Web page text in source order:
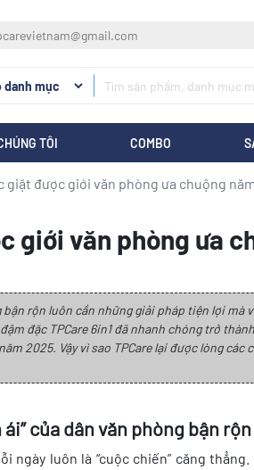
TÔI COMBO
giặt được giới văn phòng ưa chuộng
giới văn phòng ưa
rộn luôn cần những giải pháp tiện lợi mà
đặc TPCare 6in1 đã nhanh chóng trở
2025. Vậy vì sao TPCare lại được lòng các
của dân văn phòng bận rộn
ngày luôn là “cuộc chiến” căng